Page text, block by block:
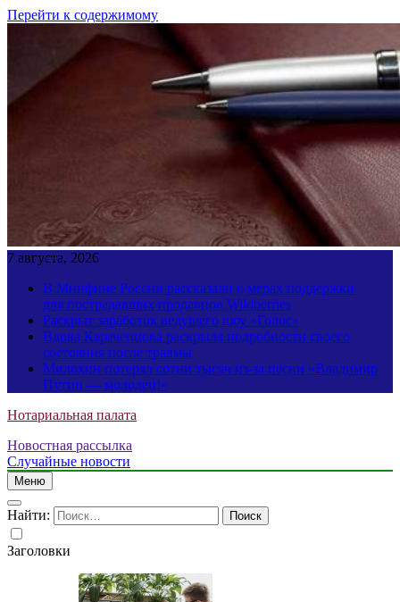
Перейти к содержимому
7 августа, 2026
В Минфине России рассказали о мерах поддержки
для пострадавших продавцов Wildberries
Раскрыт заработок ведущего шоу «Голос»
Вдова Караченцова раскрыла подробности своего
состояния после травмы
Милохин потерял сотни тысяч из-за песни «Владимир
Путин — молодец!»
Нотариальная палата
Новостная рассылка
Случайные новости
Меню
Найти:
Заголовки